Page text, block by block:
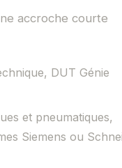
accroche courte
DUT Génie
et pneumatiques,
Siemens ou